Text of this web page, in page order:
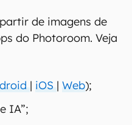
de imagens de
do Photoroom. Veja
| iOS | Web);
IA”;